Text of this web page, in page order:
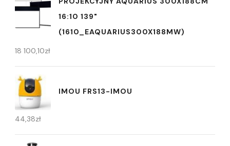
16:10 139"
(1610_EAQUARIUS300X188MW)
18 100,10zł
IMOU FRS13-IMOU
44,38zł